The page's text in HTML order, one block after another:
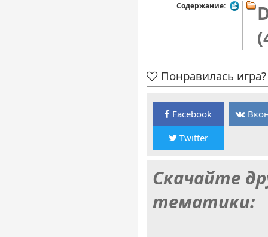
Содержание:
Понравилась
Facebook
Twitter
Скачайте
тематики: